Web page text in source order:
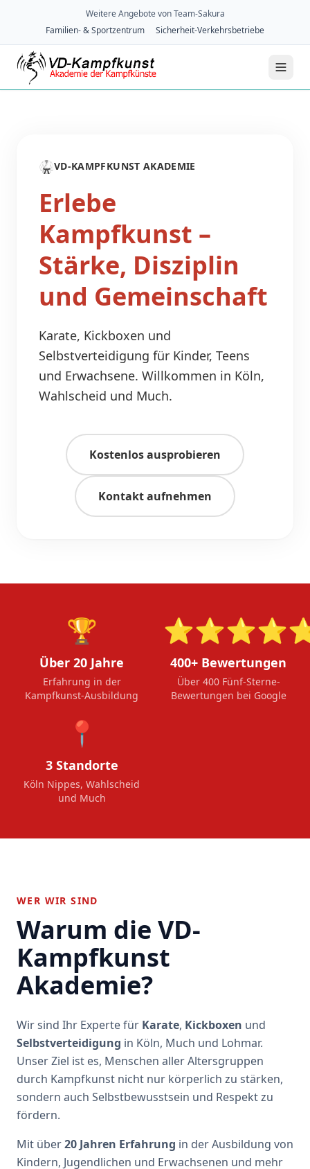
Weitere Angebote von Team-Sakura
Familien- & Sportzentrum
Sicherheit-Verkehrsbetriebe
🥋VD-KAMPFKUNST AKADEMIE
Erlebe
Kampfkunst –
Stärke, Disziplin
und Gemeinschaft
Karate, Kickboxen und
Selbstverteidigung für Kinder, Teens
und Erwachsene. Willkommen in Köln,
Wahlscheid und Much.
Kostenlos ausprobieren
Kontakt aufnehmen
🏆
Über 20 Jahre
Erfahrung in der
Kampfkunst-Ausbildung
400+ Bewertungen
Über 400 Fünf-Sterne-
Bewertungen bei Google
📍
3 Standorte
Köln Nippes, Wahlscheid
und Much
WER WIR SIND
Warum die VD-
Kampfkunst
Akademie?
Wir sind Ihr Experte für Karate, Kickboxen und
Selbstverteidigung in Köln, Much und Lohmar.
Unser Ziel ist es, Menschen aller Altersgruppen
durch Kampfkunst nicht nur körperlich zu stärken,
sondern auch Selbstbewusstsein und Respekt zu
fördern.
Mit über20 Jahren Erfahrung in der Ausbildung von
Kindern, Jugendlichen und Erwachsenen und mehr